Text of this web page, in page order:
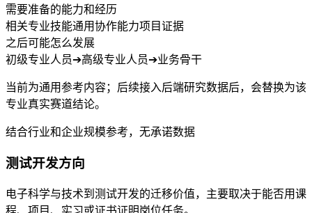
需要准备的能力和经历
相关专业技能通用协作能力项目证据
之后可能怎么发展
初级专业人员➔高级专业人员➔业务骨干
当前为通用参考内容；后续接入后端研究数据后，会替换为该
专业真实赛道结论。
结合行业和企业规模参考，无承诺数据
测试开发方向
电子科学与技术到测试开发的迁移价值，主要取决于能否用课
程、项目、实习或证书证明岗位任务。